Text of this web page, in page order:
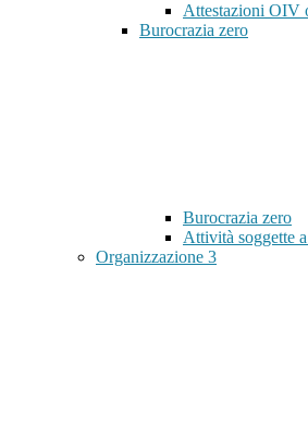
Attestazioni OIV
Burocrazia zero
Burocrazia zero
Attività soggette
Organizzazione 3